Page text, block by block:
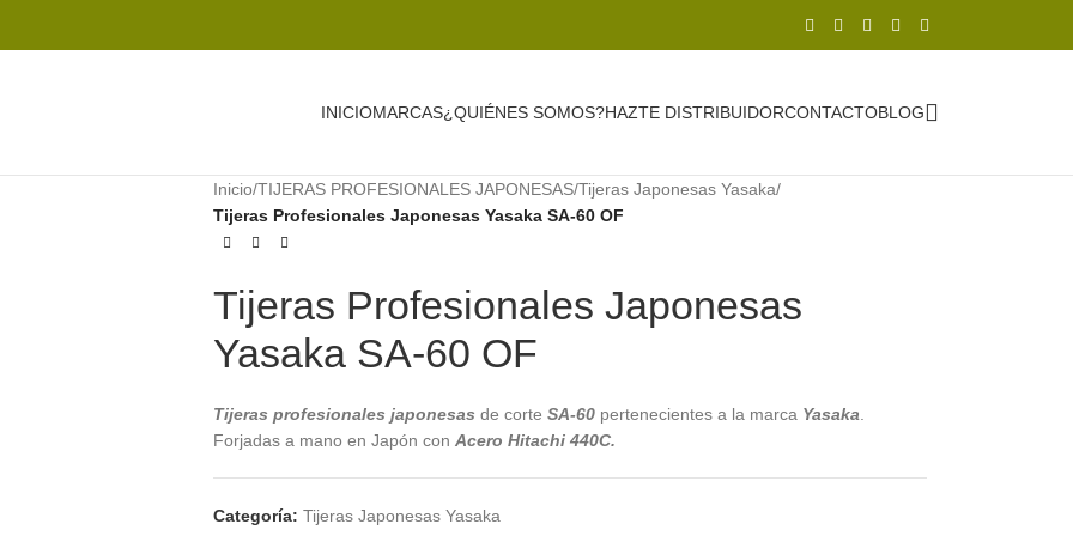
INICIOMARCAS¿QUIÉNES SOMOS?HAZTE DISTRIBUIDORCONTACTOBLOG
Inicio/TIJERAS PROFESIONALES JAPONESAS/Tijeras Japonesas Yasaka/
Tijeras Profesionales Japonesas Yasaka SA-60 OF
Tijeras Profesionales Japonesas
Yasaka SA-60 OF
Tijeras profesionales japonesas de corte SA-60pertenecientes a la marca Yasaka
Forjadas a mano en Japón con Acero Hitachi 440C.
Categoría: Tijeras Japonesas Yasaka